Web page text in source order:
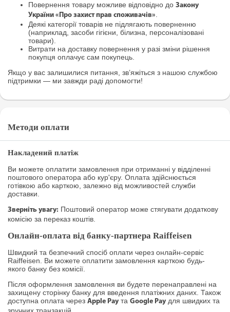
Повернення товару можливе відповідно до Закону
України «Про захист прав споживачів».
Деякі категорії товарів не підлягають поверненню
(наприклад, засоби гігієни, білизна, персоналізовані
товари).
Витрати на доставку повернення у разі зміни рішення
покупця оплачує сам покупець.
Якщо у вас залишилися питання, зв’яжіться з нашою службою
підтримки — ми завжди раді допомогти!
Методи оплати
Накладений платіж
Ви можете оплатити замовлення при отриманні у відділенні
поштового оператора або кур'єру. Оплата здійснюється
готівкою або карткою, залежно від можливостей служби
доставки.
Зверніть увагу: Поштовий оператор може стягувати додаткову
комісію за переказ коштів.
Онлайн-оплата від банку-партнера Raiffeisen
Швидкий та безпечний спосіб оплати через онлайн-сервіс
Raiffeisen. Ви можете оплатити замовлення карткою будь-
якого банку без комісії.
Після оформлення замовлення ви будете перенаправлені на
захищену сторінку банку для введення платіжних даних. Також
доступна оплата через Apple Pay та Google Pay для швидких та
зручних транзакцій.